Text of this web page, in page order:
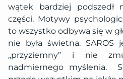
wątek bardziej podszedł
części. Motywy
to wszystko odbywa się w
nie była świetna. SAROS
„przyziemny” i nie
nadmiernego myślenia.